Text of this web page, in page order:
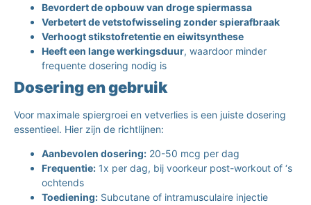
Bevordert de opbouw van droge spiermassa
Verbetert de vetstofwisseling zonder spierafbraak
Verhoogt stikstofretentie en eiwitsynthese
Heeft een lange werkingsduur, waardoor minder
frequente dosering nodig is
Dosering en gebruik
Voor maximale spiergroei en vetverlies is een juiste dosering
essentieel. Hier zijn de richtlijnen:
Aanbevolen dosering: 20-50 mcg per dag
Frequentie: 1x per dag, bij voorkeur post-workout of ‘s
ochtends
Toediening: Subcutane of intramusculaire injectie